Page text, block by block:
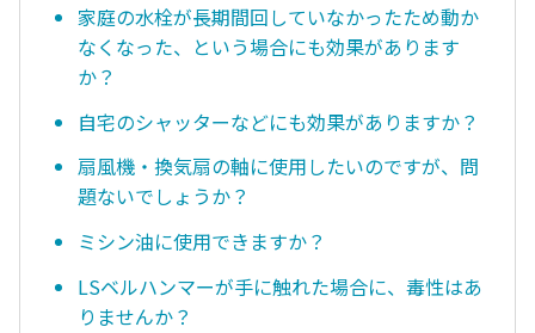
家庭の水栓が長期間回していなかったため動か
なくなった、という場合にも効果があります
か？
自宅のシャッターなどにも効果がありますか？
扇風機・換気扇の軸に使用したいのですが、問
題ないでしょうか？
ミシン油に使用できますか？
LSベルハンマーが手に触れた場合に、毒性はあ
りませんか？